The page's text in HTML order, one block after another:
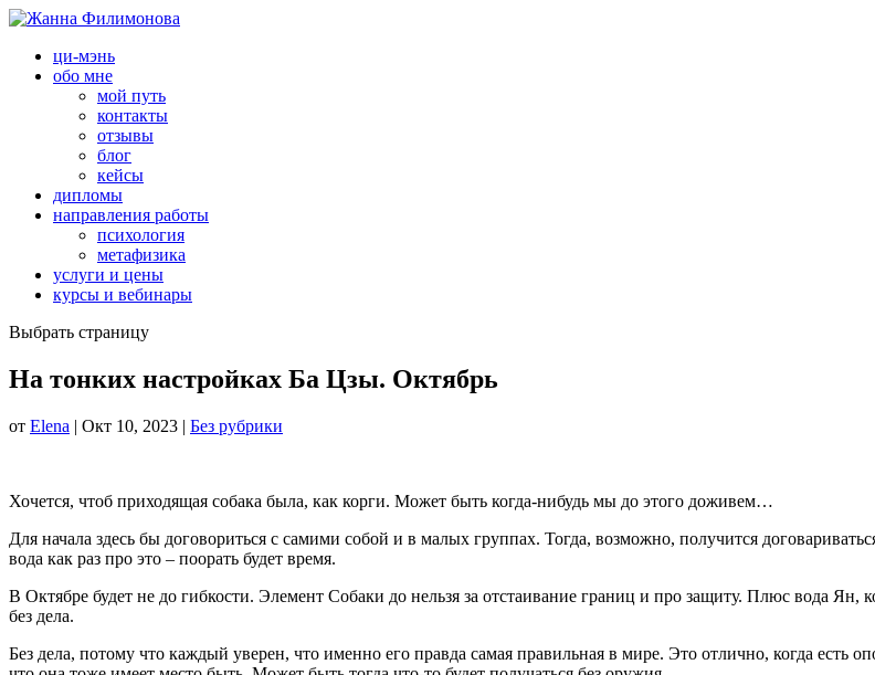
ци-мэнь
обо мне
мой путь
контакты
отзывы
блог
кейсы
дипломы
направления работы
психология
метафизика
услуги и цены
курсы и вебинары
Выбрать страницу
На тонких настройках Ба Цзы. Октябрь
от Elena | Окт 10, 2023 | Без рубрики
Хочется, чтоб приходящая собака была, как корги. Может быть когда-нибудь мы до этого доживем…
Для начала здесь бы договориться с самими собой и в малых группах. Тогда, возможно, получится
вода как раз про это – поорать будет время.
В Октябре будет не до гибкости. Элемент Собаки до нельзя за отстаивание границ и про защиту. Плюс вода
без дела.
Без дела, потому что каждый уверен, что именно его правда самая правильная в мире. Это отлично, когда